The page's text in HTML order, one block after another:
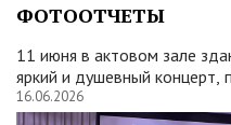
ФОТООТЧЕТЫ
11 июня в актовом зале
яркий и душевный
16.06.2026